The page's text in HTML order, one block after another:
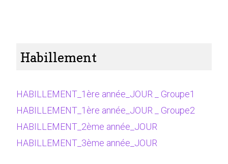
Habillement
HABILLEMENT_1ère année_JOUR _ Groupe1
HABILLEMENT_1ère année_JOUR _ Groupe2
HABILLEMENT_2ème année_JOUR
HABILLEMENT_3ème année_JOUR